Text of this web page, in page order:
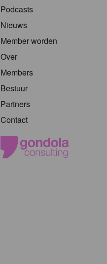
Podcasts
Nieuws
Member worden
Over
Members
Bestuur
Partners
Contact